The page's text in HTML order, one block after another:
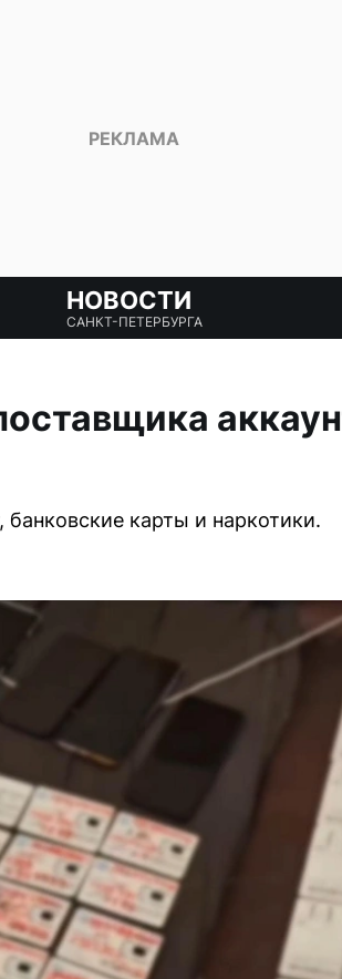
НОВОСТИ
САНКТ-ПЕТЕРБУРГА
карты и наркотики.